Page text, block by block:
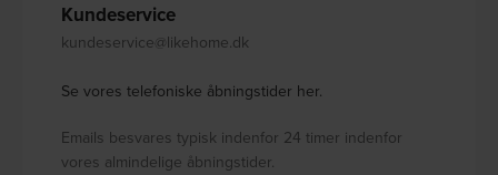
Kundeservice
kundeservice@likehome.dk
Se vores telefoniske åbningstider her.
Emails besvares typisk indenfor 24 timer indenfor
vores almindelige åbningstider.